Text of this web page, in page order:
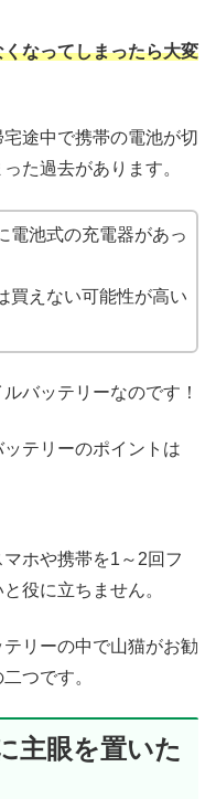
なってしまったら大変
途中で携帯の電池が切
た過去があります。
電池式の充電器があっ
買えない可能性が高い
バッテリーなのです！
テリーのポイントは
マホや携帯を1～2回フ
役に立ちません。
リーの中で山猫がお勧
つです。
主眼を置いた